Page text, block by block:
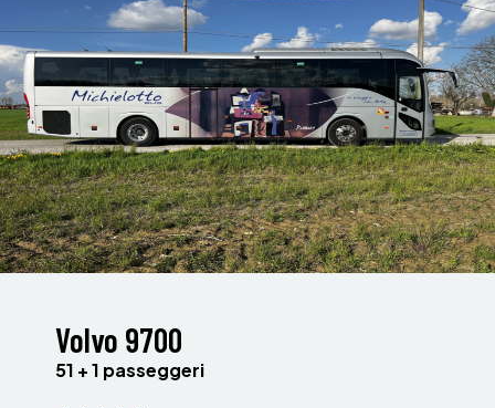
Volvo 9700
51 + 1 passeggeri